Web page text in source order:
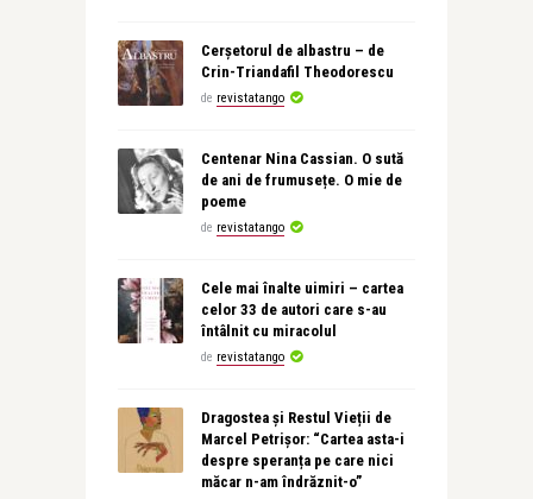
Cerșetorul de albastru – de
Crin-Triandafil Theodorescu
de revistatango
Centenar Nina Cassian. O sută
de ani de frumusețe. O mie de
poeme
de revistatango
Cele mai înalte uimiri – cartea
celor 33 de autori care s-au
întâlnit cu miracolul
de revistatango
Dragostea și Restul Vieții de
Marcel Petrișor: “Cartea asta-i
despre speranța pe care nici
măcar n-am îndrăznit-o”